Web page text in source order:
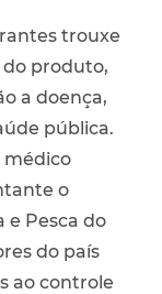
trouxe
do produto,
a doença,
pública.
médico
o
e Pesca do
do país
ao controle